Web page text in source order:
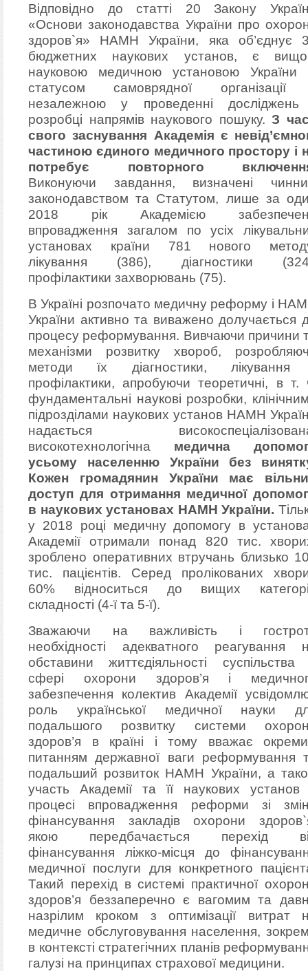
Відповідно до статті 20 Закону
«Основи законодавства України про
здоров`я» НАМН України, яка об’єднує
бюджетних наукових установ, є
науковою медичною установою України
статусом самоврядної організації
незалежною у проведенні досліджень
розробці напрямів наукового пошуку. З
свого заснування Академія є
частиною єдиного медичного простору і
потребує повторного
Виконуючи завдання, визначені
законодавством та Статутом, лише за
2018 рік Академією
впровадження загалом по усіх
установах країни 781 нового
лікування (386), діагностики
профілактики захворювань (75).
В Україні розпочато медичну реформу і
України активно та виважено долучається
процесу реформування. Вивчаючи причини
механізми розвитку хвороб,
методи їх діагностики, лікування
профілактики, апробуючи теоретичні, в т.
фундаментальні наукові розробки,
підрозділами наукових установ НАМН
надається
високотехнологічна медична
усьому населенню України без
Кожен громадянин України має
доступ для отримання медичної
в наукових установах НАМН України.
у 2018 році медичну допомогу в
Академії отримали понад 820 тис.
зроблено оперативних втручань близько
тис. пацієнтів. Серед пролікованих
60% відноситься до вищих
складності (4-ї та 5-ї).
Зважаючи на важливість і
необхідності адекватного реагування
обставини життєдіяльності
сфері охорони здоров’я і
забезпечення колектив Академії
роль української медичної науки
подальшого розвитку системи
здоров’я в країні і тому вважає
питанням державної ваги реформування
подальший розвиток НАМН України, а
участь Академії та її наукових установ
процесі впровадження реформи зі
фінансування закладів охорони
якою передбачається перехід
фінансування ліжко-місця до
медичної послуги для конкретного
Такий перехід в системі практичної
здоров’я беззаперечно є вагомим та
назрілим кроком з оптимізації витрат
медичне обслуговування населення,
в контексті стратегічних планів
галузі на принципах страхової медицини.